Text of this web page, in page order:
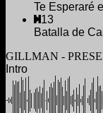
Te Esperaré
13
Batalla de
GILLMAN -
Intro